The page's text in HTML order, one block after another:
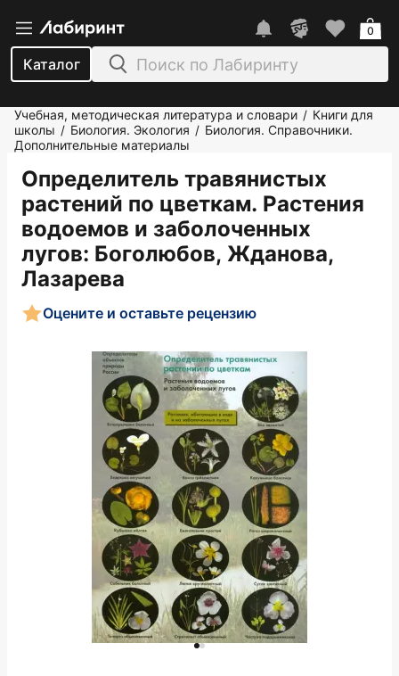
Каталог
0
Учебная, методическая литература и словари / Книги для
школы / Биология. Экология / Биология. Справочники.
Дополнительные материалы
Определитель травянистых
растений по цветкам. Растения
водоемов и заболоченных
лугов: Боголюбов, Жданова,
Лазарева
Оцените и оставьте рецензию